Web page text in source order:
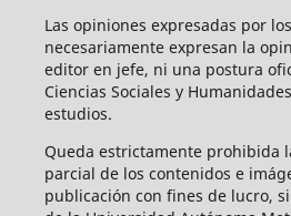
Las opiniones expresadas por
necesariamente expresan la
editor en jefe, ni una postura
Ciencias Sociales y
estudios.
Queda estrictamente prohibida
parcial de los contenidos e
publicación con fines de lucro,